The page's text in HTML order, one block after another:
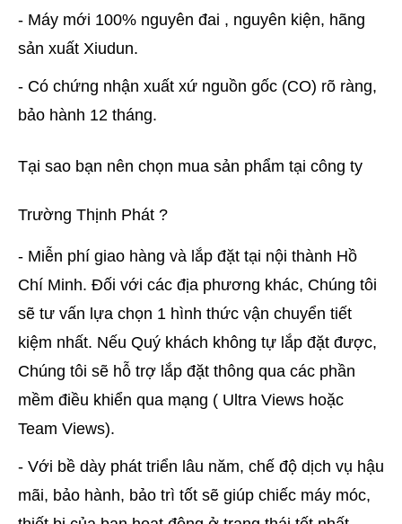
- Máy mới 100% nguyên đai , nguyên kiện, hãng
sản xuất Xiudun.
- Có chứng nhận xuất xứ nguồn gốc (CO) rõ ràng,
bảo hành 12 tháng.
Tại sao bạn nên chọn mua sản phẩm tại công ty
Trường Thịnh Phát ?
- Miễn phí giao hàng và lắp đặt tại nội thành Hồ
Chí Minh. Đối với các địa phương khác, Chúng tôi
sẽ tư vấn lựa chọn 1 hình thức vận chuyển tiết
kiệm nhất. Nếu Quý khách không tự lắp đặt được,
Chúng tôi sẽ hỗ trợ lắp đặt thông qua các phần
mềm điều khiển qua mạng ( Ultra Views hoặc
Team Views).
- Với bề dày phát triển lâu năm, chế độ dịch vụ hậu
mãi, bảo hành, bảo trì tốt sẽ giúp chiếc máy móc,